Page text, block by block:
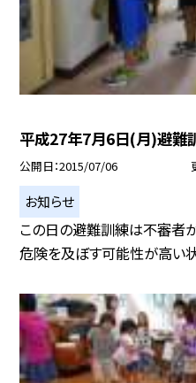
平成27年7月6日(月)避難
公開日 2015/07/06
お知らせ
この日の避難訓練は不審者
危険を及ぼす可能性が高い